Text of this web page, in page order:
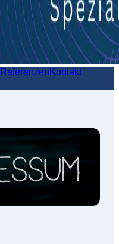
ReferenzenKontakt